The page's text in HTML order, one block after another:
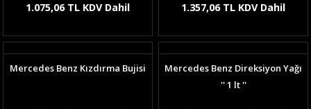
1.075,06 TL KDV Dahil 1.357,06 TL KDV Dahil
Mercedes Benz Kızdırma Bujisi
Mercedes Benz Direksiyon Yağı
'' 1 lt ''